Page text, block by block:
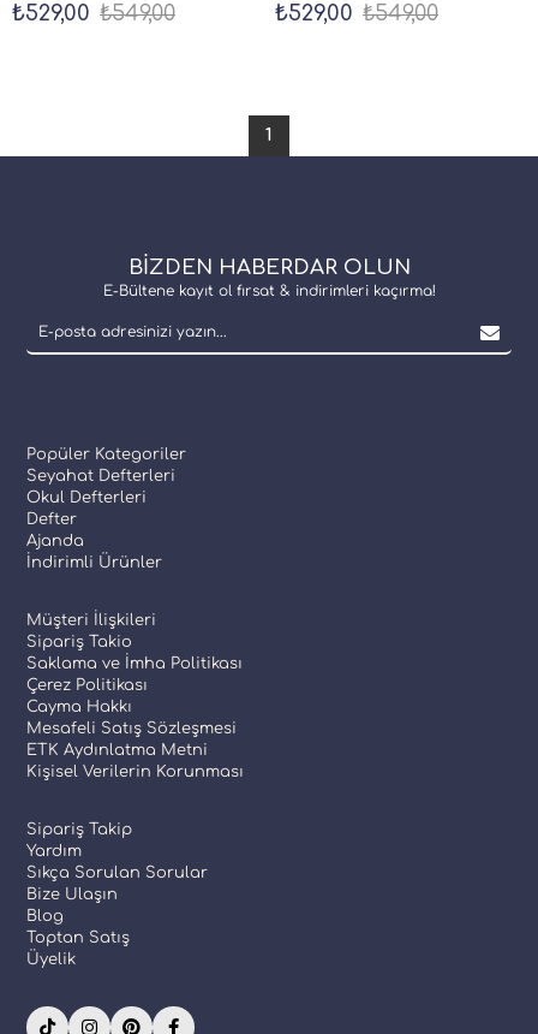
₺529,00 ₺549,00 ₺529,00 ₺549,00
1
BİZDEN HABERDAR OLUN
E-Bültene kayıt ol fırsat & indirimleri kaçırma!
Popüler Kategoriler
Seyahat Defterleri
Okul Defterleri
Defter
Ajanda
İndirimli Ürünler
Müşteri İlişkileri
Sipariş Takio
Saklama ve İmha Politikası
Çerez Politikası
Cayma Hakkı
Mesafeli Satış Sözleşmesi
ETK Aydınlatma Metni
Kişisel Verilerin Korunması
Sipariş Takip
Yardım
Sıkça Sorulan Sorular
Bize Ulaşın
Blog
Toptan Satış
Üyelik